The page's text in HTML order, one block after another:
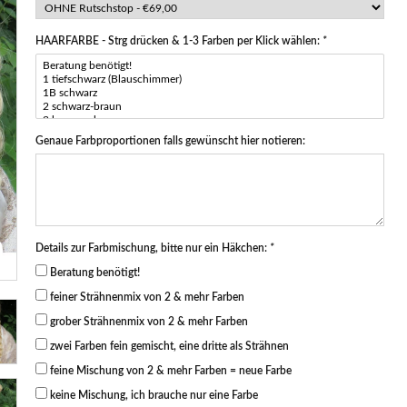
HAARFARBE - Strg drücken & 1-3 Farben per Klick wählen: *
Genaue Farbproportionen falls gewünscht hier notieren:
Details zur Farbmischung, bitte nur ein Häkchen: *
Beratung benötigt!
feiner Strähnenmix von 2 & mehr Farben
grober Strähnenmix von 2 & mehr Farben
zwei Farben fein gemischt, eine dritte als Strähnen
feine Mischung von 2 & mehr Farben = neue Farbe
keine Mischung, ich brauche nur eine Farbe